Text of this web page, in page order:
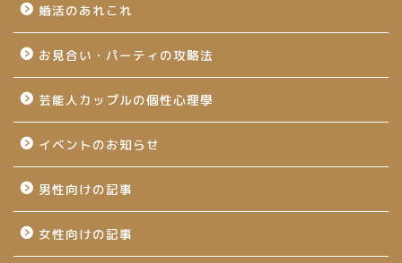
婚活のあれこれ
お見合い・パーティの攻略法
芸能人カップルの個性心理學
イベントのお知らせ
男性向けの記事
女性向けの記事